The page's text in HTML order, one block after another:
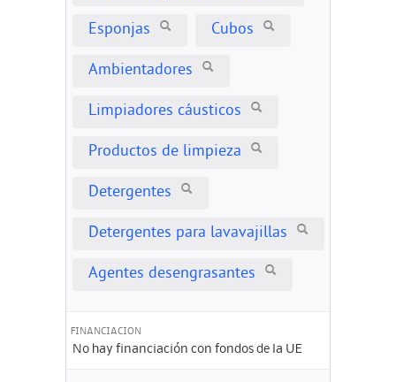
Esponjas Cubos
Ambientadores
Limpiadores cáusticos
Productos de limpieza
Detergentes
Detergentes para lavavajillas
Agentes desengrasantes
FINANCIACION
No hay financiación con fondos de la UE